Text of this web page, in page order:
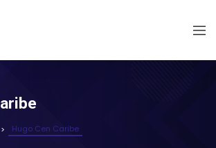
Hugo Cen Caribe